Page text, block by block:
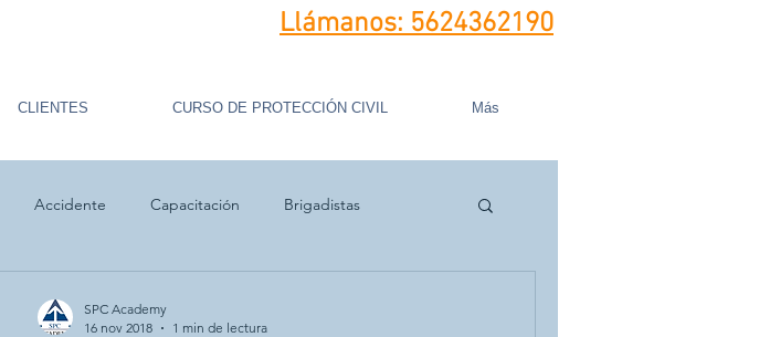
Llámanos:5624362190
CLIENTES CURSO DE PROTECCIÓN CIVIL Más
Accidente Capacitación Brigadistas
SPC Academy
16 nov 2018
1 min de lectura